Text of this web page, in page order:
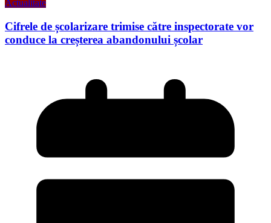
Actualitate
Cifrele de școlarizare trimise către inspectorate vor
conduce la creșterea abandonului școlar